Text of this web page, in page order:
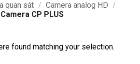
quan sát / Camera analog HD /
Camera CP PLUS
found matching your selection.